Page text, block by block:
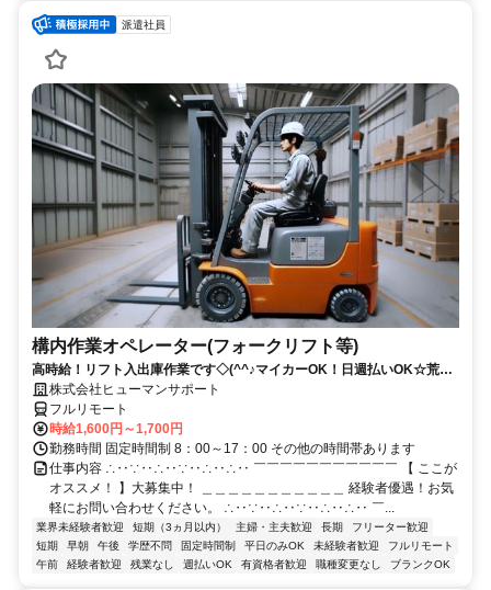
派遣社員
構内作業オペレーター(フォークリフト等)
高時給！リフト入出庫作業です◇(^^♪マイカーOK！日週払いOK☆荒本
駅★【シゴト№0619】
株式会社ヒューマンサポート
フルリモート
時給1,600円～1,700円
勤務時間 固定時間制 8：00～17：00 その他の時間帯あります
仕事内容 ∴‥∵‥∴‥∵‥∴‥∴‥ ￣￣￣￣￣￣￣￣￣￣￣ 【 ここが
オススメ！ 】大募集中！ ＿＿＿＿＿＿＿＿＿＿＿ 経験者優遇！お気
軽にお問い合わせください。 ∴‥∵‥∴‥∵‥∴‥∴‥ ￣...
業界未経験者歓迎 短期（3ヵ月以内） 主婦・主夫歓迎 長期
フリーター歓迎
短期
早朝 午後 学歴不問 固定時間制 平日のみOK 未経験者歓迎
フルリモート
午前
経験者歓迎 残業なし 週払いOK 有資格者歓迎 職種変更なし ブランクOK